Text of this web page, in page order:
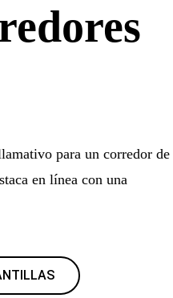
para un corredor de
en línea con una